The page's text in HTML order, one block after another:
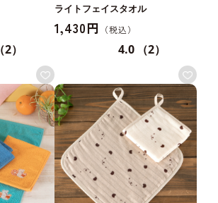
（2）
ライトフェイスタオル
1,430円
4.0 （2）